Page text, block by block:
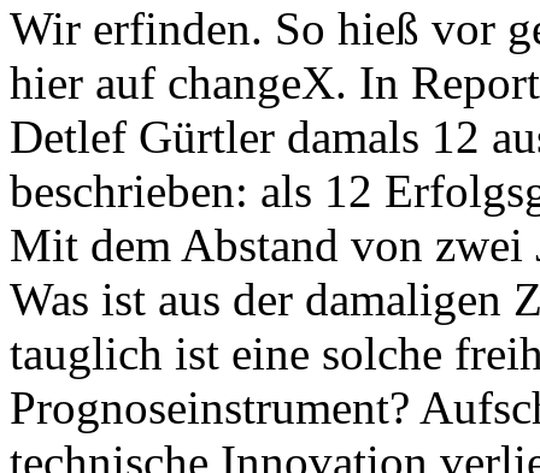
Wir erfinden. So hieß vor
hier auf changeX. In
Detlef Gürtler damals 12
beschrieben: als 12
Mit dem Abstand von zwei
Was ist aus der damaligen
tauglich ist eine solche
Prognoseinstrument?
technische Innovation